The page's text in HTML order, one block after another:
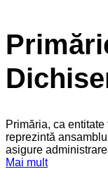
Primăria, ca
reprezintă
asigure
Mai mult